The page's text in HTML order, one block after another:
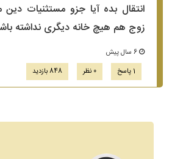
انتقال بده آیا جزو مستثنیات
زوج هم هیچ خانه دیگری نداشته
1 پاسخ
0 نظر 848 بازدید